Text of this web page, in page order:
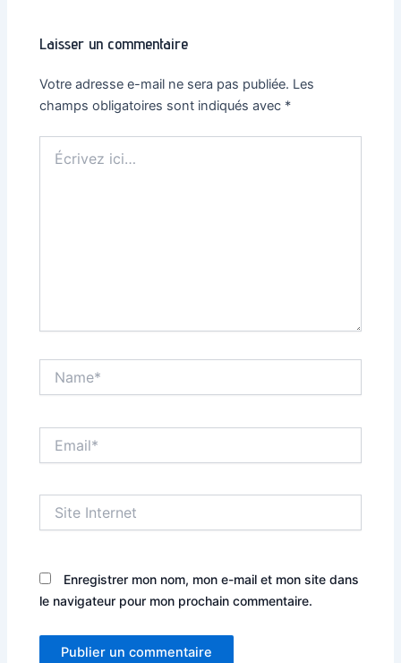
Laisser un commentaire
Votre adresse e-mail ne sera pas publiée. Les
champs obligatoires sont indiqués avec *
ici…
Internet
Enregistrer mon nom, mon e-mail et mon site dans
le navigateur pour mon prochain commentaire.